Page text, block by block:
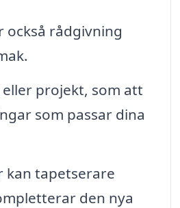
också rådgivning
projekt, som att
som passar dina
kan tapetserare
den nya